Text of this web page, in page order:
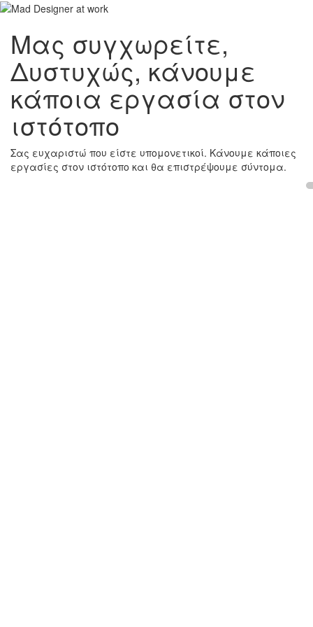
Μας συγχωρείτε,
Δυστυχώς, κάνουμε
κάποια εργασία στον
ιστότοπο
Σας ευχαριστώ που είστε υπομονετικοί. Κάνουμε κάποιες
εργασίες στον ιστότοπο και θα επιστρέψουμε σύντομα.